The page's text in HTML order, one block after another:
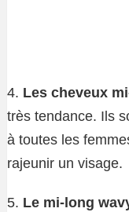
4. Les cheveux
très tendance. Ils
à toutes les
rajeunir un visage.
5. Le mi-long